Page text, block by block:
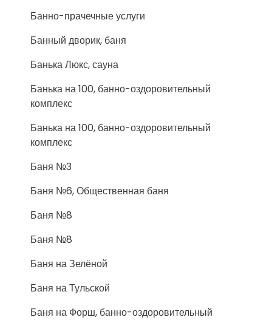
Банно-прачечные услуги
Банный дворик, баня
Банька Люкс, сауна
Банька на 100, банно-оздоровительный
комплекс
Банька на 100, банно-оздоровительный
комплекс
Баня №3
Баня №6, Общественная баня
Баня №8
Баня №8
Баня на Зелёной
Баня на Тульской
Баня на Форш, банно-оздоровительный